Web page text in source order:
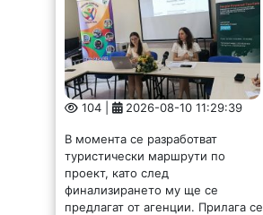
104 | 2026-08-10 11:29:39
В момента се разработват
туристически маршрути по
проект, като след
финализирането му ще се
предлагат от агенции. Прилага се